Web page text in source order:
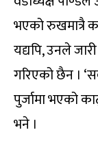
भएको रुखमात्रै
यद्यपि, उनले
गरिएको छैन ।
पुर्जामा भएको
भने ।